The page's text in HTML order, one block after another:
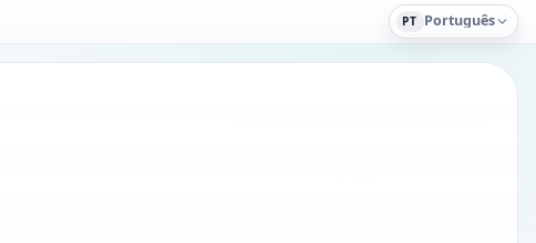
PT Português